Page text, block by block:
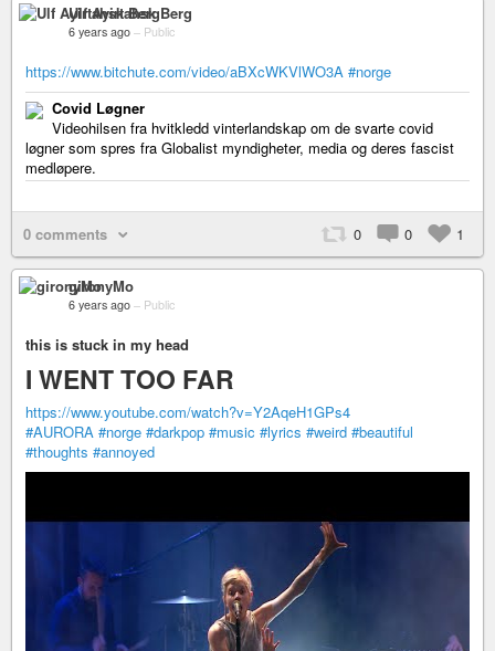
Ulf Ayirtahsk Berg
6 years ago – Public
https://www.bitchute.com/video/aBXcWKVlWO3A #norge
Covid Løgner
Videohilsen fra hvitkledd vinterlandskap om de svarte covid
løgner som spres fra Globalist myndigheter, media og deres fascist
medløpere.
0 comments 0 0 1
gironyMo
6 years ago – Public
this is stuck in my head
I WENT TOO FAR
https://www.youtube.com/watch?v=Y2AqeH1GPs4
#AURORA #norge #darkpop #music #lyrics #weird #beautiful
#thoughts #annoyed